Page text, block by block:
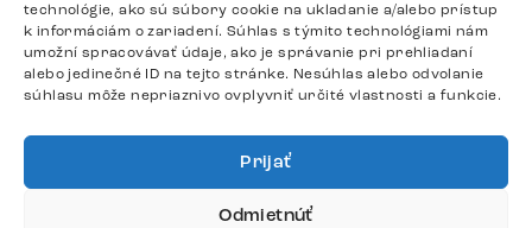
technológie, ako sú súbory cookie na ukladanie a/alebo prístup
k informáciám o zariadení. Súhlas s týmito technológiami nám
umožní spracovávať údaje, ako je správanie pri prehliadaní
alebo jedinečné ID na tejto stránke. Nesúhlas alebo odvolanie
súhlasu môže nepriaznivo ovplyvniť určité vlastnosti a funkcie.
Prijať
Odmietnúť
Odpovedáme do 24 hodín.
Google recenzie
4,8